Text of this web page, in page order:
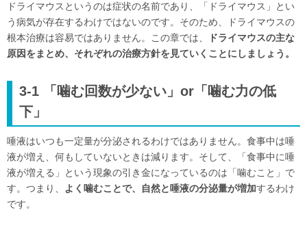
ドライマウスというのは症状の名前であり、「ドライマウス」とい
う病気が存在するわけではないのです。そのため、ドライマウスの
根本治療は容易ではありません。この章では、
ドライマウスの主な
原因をまとめ、それぞれの治療方針を見ていくことにしましょう。
3-1 「噛む回数が少ない」or「噛む力の低
下」
唾液はいつも一定量が分泌されるわけではありません。食事中は唾
液が増え、何もしていないときは減ります。そして、「食事中に唾
液が増える」という現象の引き金になっているのは「噛むこと」で
す。つまり、 よく噛むことで、自然と唾液の分泌量が増加するわけ
です。